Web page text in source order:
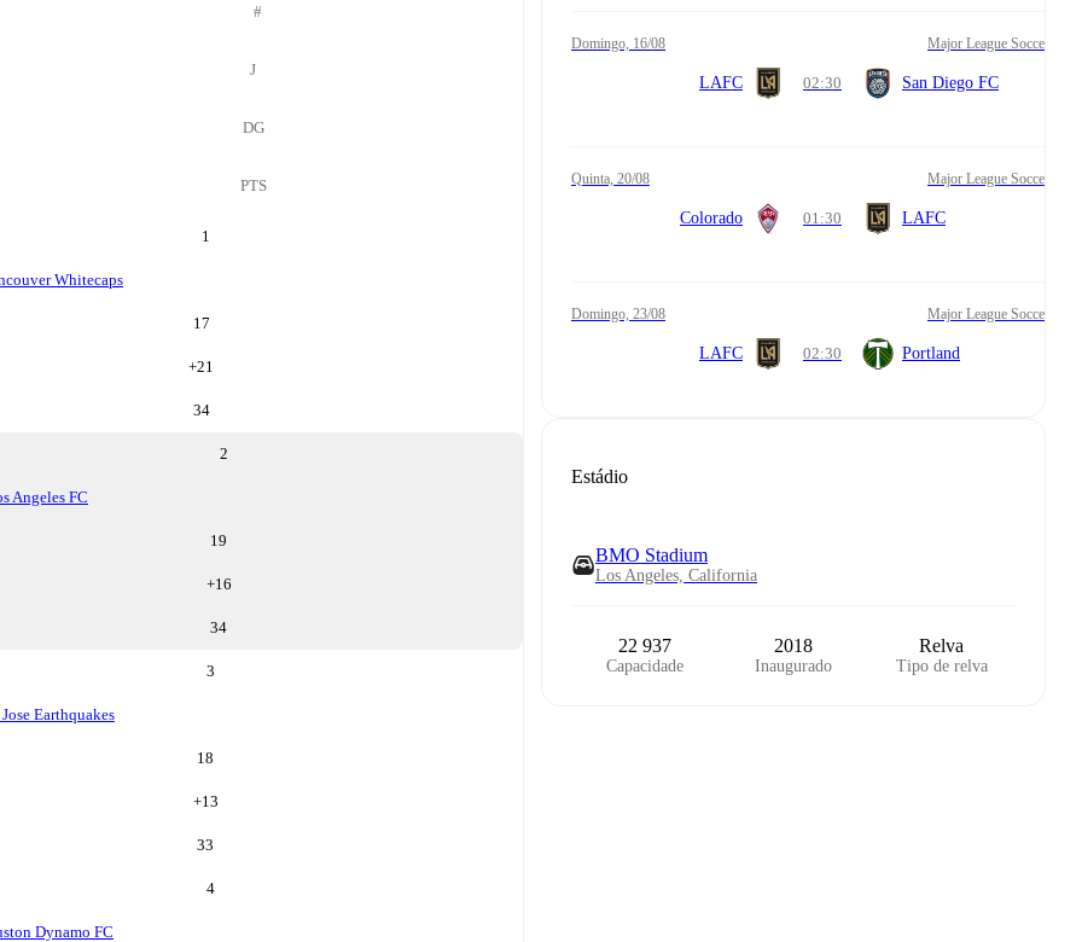
#
J
DG
PTS
1
Whitecaps
17
+21
34
2
Angeles FC
19
+16
34
3
Jose Earthquakes
18
+13
33
4
Dynamo FC
domingo, 16/08 Major League Soccer
LAFC 02:30 San Diego FC
quinta, 20/08 Major League Soccer
Colorado 01:30 LAFC
domingo, 23/08 Major League Soccer
LAFC 02:30 Portland
Estádio
BMO Stadium
Los Angeles, California
22 937
Capacidade
2018
Inaugurado
Relva
Tipo de relva